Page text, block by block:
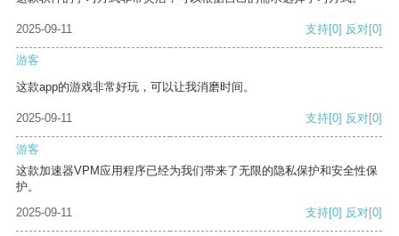
2025-09-11 支持[0] 反对[0]
游客
这款app的游戏非常好玩，可以让我消磨时间。
2025-09-11 支持[0] 反对[0]
游客
这款加速器VPM应用程序已经为我们带来了无限的隐私保护和安全性保
护。
2025-09-11
支持[0] 反对[0]